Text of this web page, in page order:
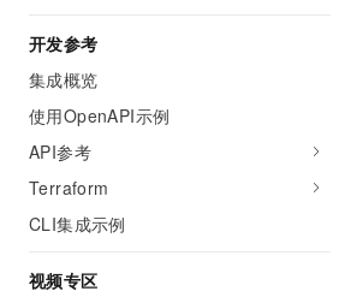
开发参考
集成概览
使用OpenAPI示例
API参考
Terraform
CLI集成示例
视频专区